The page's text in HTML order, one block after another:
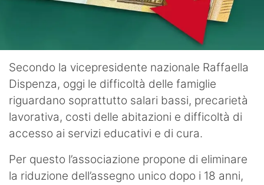
Secondo la vicepresidente nazionale Raffaella
Dispenza, oggi le difficoltà delle famiglie
riguardano soprattutto salari bassi, precarietà
lavorativa, costi delle abitazioni e difficoltà di
accesso ai servizi educativi e di cura.
Per questo l’associazione propone di eliminare
la riduzione dell’assegno unico dopo i 18 anni,